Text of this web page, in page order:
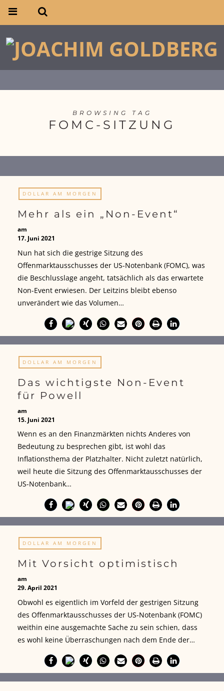
BROWSING TAG
FOMC-SITZUNG
DOLLAR AM MORGEN
Mehr als ein „Non-Event“
am
17. Juni 2021
Nun hat sich die gestrige Sitzung des
Offenmarktausschusses der US-Notenbank (FOMC), was
die Beschlusslage angeht, tatsächlich als das erwartete
Non-Event erwiesen. Der Leitzins bleibt ebenso
unverändert wie das Volumen…
DOLLAR AM MORGEN
Das wichtigste Non-Event
für Powell
am
15. Juni 2021
Wenn es an den Finanzmärkten nichts Anderes von
Bedeutung zu besprechen gibt, ist wohl das
Inflationsthema der Platzhalter. Nicht zuletzt natürlich,
weil heute die Sitzung des Offenmarktausschusses der
US-Notenbank…
DOLLAR AM MORGEN
Mit Vorsicht optimistisch
am
29. April 2021
Obwohl es eigentlich im Vorfeld der gestrigen Sitzung
des Offenmarktausschusses der US-Notenbank (FOMC)
weithin eine ausgemachte Sache zu sein schien, dass
es wohl keine Überraschungen nach dem Ende der…